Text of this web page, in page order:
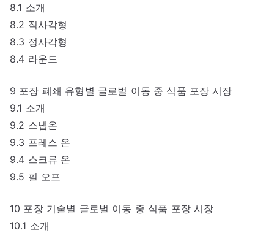
8.1 소개
8.2 직사각형
8.3 정사각형
8.4 라운드
9 포장 폐쇄 유형별 글로벌 이동 중 식품 포장 시장
9.1 소개
9.2 스냅온
9.3 프레스 온
9.4 스크류 온
9.5 필 오프
10 포장 기술별 글로벌 이동 중 식품 포장 시장
10.1 소개